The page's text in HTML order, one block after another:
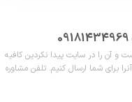
و آن را در سایت پیدا نکردین کافیه
برای شما ارسال کنیم. تلفن مشاوره